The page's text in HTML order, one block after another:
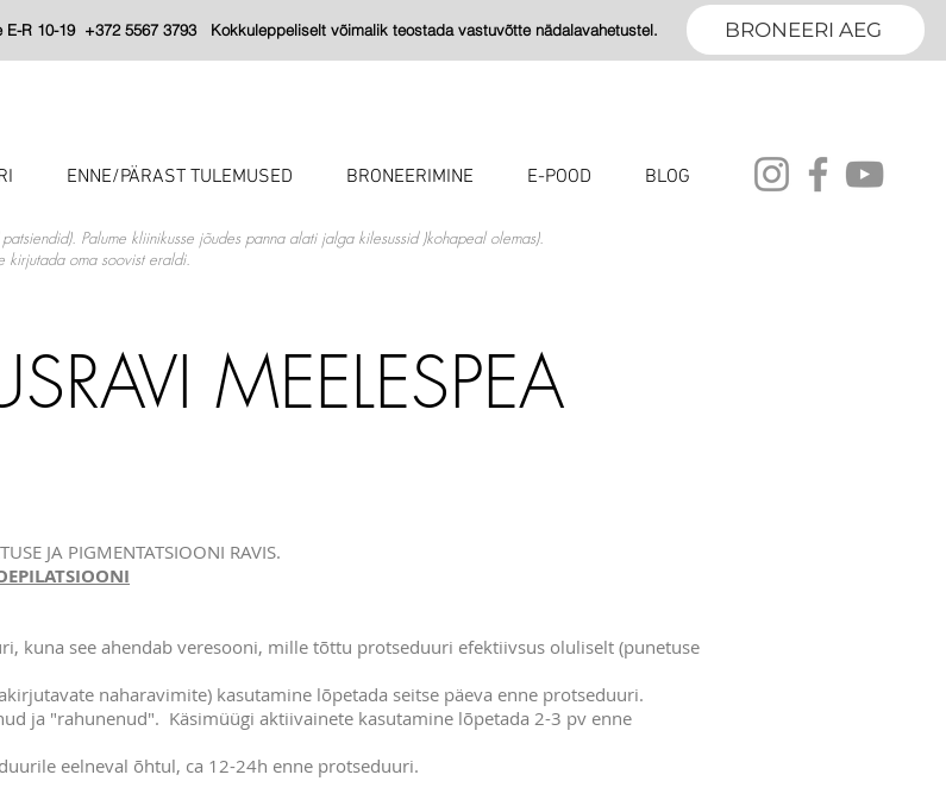
BRONEERI AEG
R 10-19 +372 5567 3793 Kokkuleppeliselt võimalik teostada vastuvõtte nädalavahetustel.
ENNE/PÄRAST TULEMUSED BRONEERIMINE E-POOD BLOG
Palume kliinikusse jõudes panna alati jalga kilesussid )kohapeal olemas).
kirjutada oma soovist eraldi.
MEELESPEA
JA PIGMENTATSIOONI RAVIS.
kuna see ahendab veresooni, mille tõttu protseduuri efektiivsus oluliselt (punetuse
naharavimite) kasutamine lõpetada seitse päeva enne protseduuri.
ja "rahunenud". Käsimüügi aktiivainete kasutamine lõpetada 2-3 pv enne
eelneval õhtul, ca 12-24h enne protseduuri.​